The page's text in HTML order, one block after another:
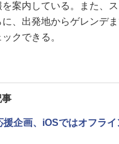
案内している。また、
、出発地からゲレンデ
クできる。
事
企画、iOSではオフラ